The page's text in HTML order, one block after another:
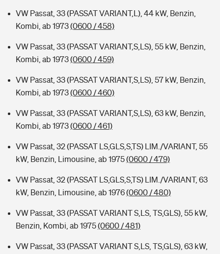
VW Passat, 33 (PASSAT VARIANT,L), 44 kW, Benzin,
Kombi, ab 1973(0600 / 458)
VW Passat, 33 (PASSAT VARIANT,S,LS), 55 kW, Benzin,
Kombi, ab 1973(0600 / 459)
VW Passat, 33 (PASSAT VARIANT,S,LS), 57 kW, Benzin,
Kombi, ab 1973(0600 / 460)
VW Passat, 33 (PASSAT VARIANT,S,LS), 63 kW, Benzin,
Kombi, ab 1973(0600 / 461)
VW Passat, 32 (PASSAT LS,GLS,S,TS) LIM./VARIANT, 55
kW, Benzin, Limousine, ab 1975(0600 / 479)
VW Passat, 32 (PASSAT LS,GLS,S,TS) LIM./VARIANT, 63
kW, Benzin, Limousine, ab 1976(0600 / 480)
VW Passat, 33 (PASSAT VARIANT S,LS, TS,GLS), 55 kW,
Benzin, Kombi, ab 1975(0600 / 481)
VW Passat, 33 (PASSAT VARIANT S,LS, TS,GLS), 63 kW,